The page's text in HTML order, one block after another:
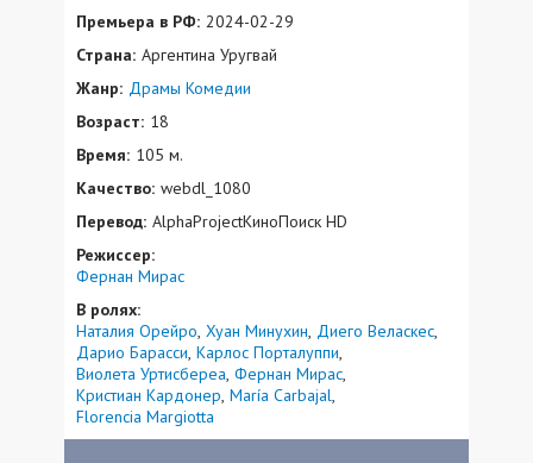
Премьера в РФ: 2024-02-29
Страна: Аргентина Уругвай
Жанр: Драмы Комедии
Возраст: 18
Время: 105 м.
Качество: webdl_1080
Перевод: AlphaProjectКиноПоиск HD
Режиссер:
Фернан Мирас
В ролях:
Наталия Орейро Хуан Минухин Диего Веласкес
Дарио Барасси Карлос Порталуппи
Виолета Уртисбереа Фернан Мирас
Кристиан Кардонер María Carbajal
Florencia Margiotta